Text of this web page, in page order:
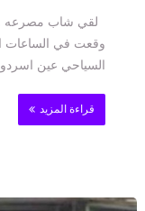
لقي شاب مصرعه و
وقعت في الساعات
السياحي عين
قراءة المزيد